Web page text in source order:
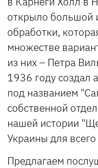
открыло большой
обработки,
множестве
из них – Петра
1936 году создал
под названием
собственной
нашей истории
Украины для
Предлагаем